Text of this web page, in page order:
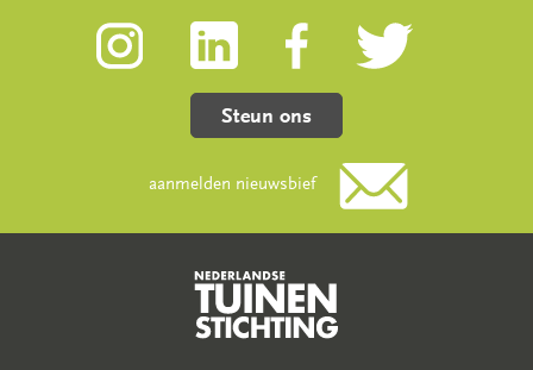
Steun ons
aanmelden nieuwsbief